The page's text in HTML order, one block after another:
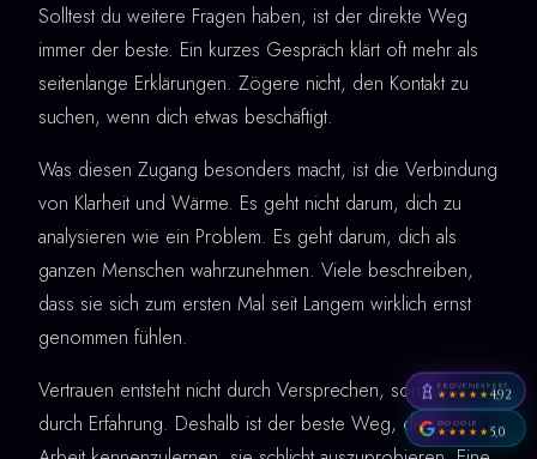
Solltest du weitere Fragen haben, ist der direkte Weg
immer der beste. Ein kurzes Gespräch klärt oft mehr als
seitenlange Erklärungen. Zögere nicht, den Kontakt zu
suchen, wenn dich etwas beschäftigt.
Was diesen Zugang besonders macht, ist die Verbindung
von Klarheit und Wärme. Es geht nicht darum, dich zu
analysieren wie ein Problem. Es geht darum, dich als
ganzen Menschen wahrzunehmen. Viele beschreiben,
dass sie sich zum ersten Mal seit Langem wirklich ernst
genommen fühlen.
Vertrauen entsteht nicht durch Versprechen, sondern
durch Erfahrung. Deshalb ist der beste Weg, diese
PROVENEXPERT
★★★★★4,92
GOOGLE
★★★★★5,0